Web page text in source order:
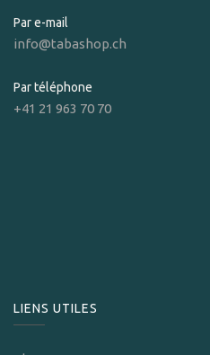
Par e-mail
info@tabashop.ch
Par téléphone
+41 21 963 70 70
LIENS UTILES